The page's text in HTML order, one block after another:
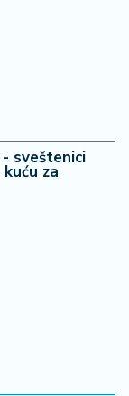
sveštenici
za